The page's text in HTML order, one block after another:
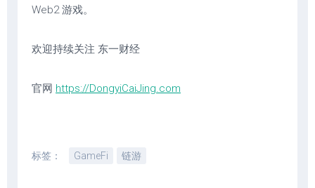
Web2 游戏。
欢迎持续关注 东一财经
官网 https://DongyiCaiJing.com
标签： GameFi 链游